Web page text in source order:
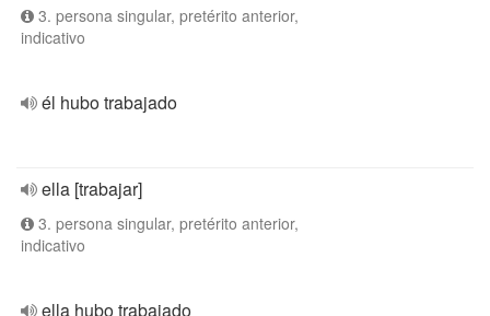
3. persona singular, pretérito anterior,
indicativo
él hubo trabajado
ella [trabajar]
3. persona singular, pretérito anterior,
indicativo
ella hubo trabajado